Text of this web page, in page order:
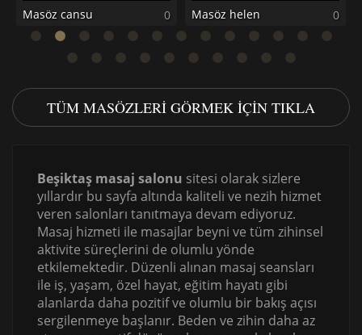
Masöz cansu 0 Masöz helen 0
TÜM MASÖZLERI GÖRMEK IÇIN TIKLA
Beşiktaş masaj salonu sitesi olarak sizlere
yıllardır bu sayfa altında kaliteli ve nezih hizmet
veren salonları tanıtmaya devam ediyoruz.
Masaj hizmeti ile masajlar beyni ve tüm zihinsel
aktivite süreçlerini de olumlu yönde
etkilemektedir. Düzenli alınan masaj seansları
ile iş, yaşam, özel hayat, eğitim hayatı gibi
alanlarda daha pozitif ve olumlu bir bakış açısı
sergilenmeye başlanır. Beden ve zihin daha az